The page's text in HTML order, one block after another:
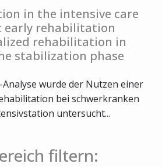
in the intensive care
early rehabilitation
rehabilitation in
stabilization phase
wurde der Nutzen einer
bei schwerkranken
untersucht...
filtern: